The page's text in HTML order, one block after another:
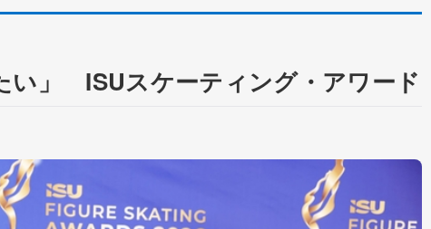
い」 ISUスケーティング・アワード